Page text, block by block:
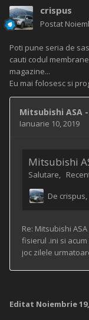
crispus
Postat
Poti pune seria de
cauti codul
magazine...
Eu mai folosesc si
Editat Noiembrie